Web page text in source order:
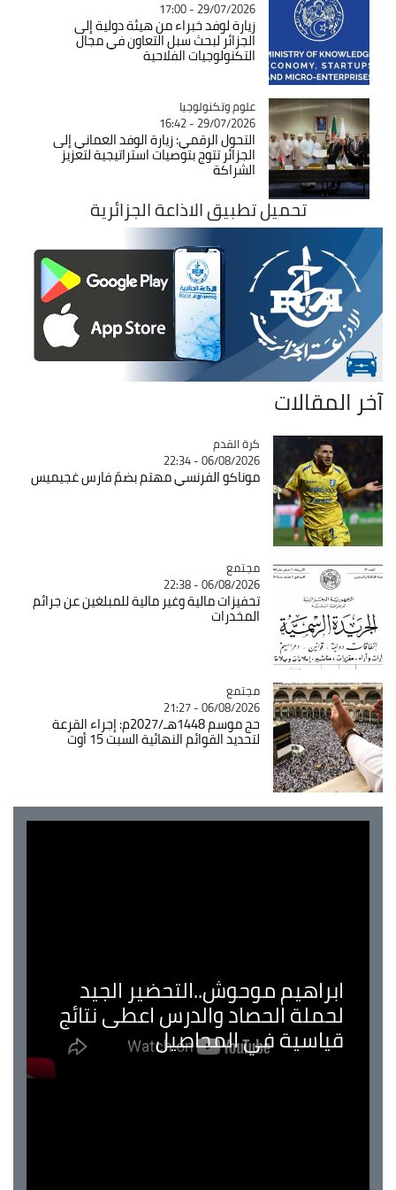
29/07/2026 - 17:00
زيارة لوفد خبراء من هيئة دولية إلى
الجزائر لبحث سبل التعاون في مجال
التكنولوجيات الفلاحية
Catégorie
علوم وتكنولوجيا
29/07/2026 - 16:42
التحول الرقمي: زيارة الوفد العماني إلى
الجزائر تتوج بتوصيات استراتيجية لتعزيز
الشراكة
تحميل تطبيق الاذاعة الجزائرية
آخر المقالات
Catégorie
كرة القدم
06/08/2026 - 22:34
موناكو الفرنسي مهتم بضمّ فارس غجيميس
Catégorie
مجتمع
06/08/2026 - 22:38
تحفيزات مالية وغير مالية للمبلغين عن جرائم
المخدرات
Catégorie
مجتمع
06/08/2026 - 21:27
حج موسم 1448هـ/2027م: إجراء القرعة
لتحديد القوائم النهائية السبت 15 أوت
ابراهيم موحوش..التحضير الجيد
لحملة الحصاد والدرس اعطى نتائج
قياسية في المحاصيل